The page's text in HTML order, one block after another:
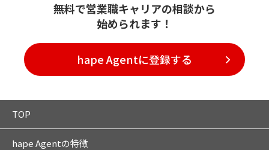
無料で営業職キャリアの相談から
始められます！
hape Agentに登録する
TOP
hape Agentの特徴